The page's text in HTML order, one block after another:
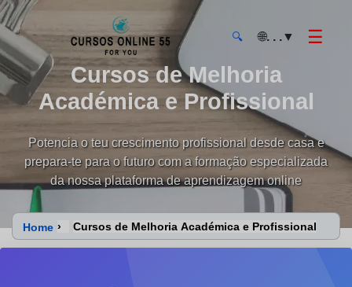
CursosOnline55 - Página inicial
🔍 🌐. . .▼ ☰
Cursos de Melhoria
Académica e Profissional
Potencia o teu crescimento profissional desde casa e
prepara-te para o futuro com a formação especializada
da nossa plataforma de aprendizagem online
Home › Cursos de Melhoria Académica e Profissional